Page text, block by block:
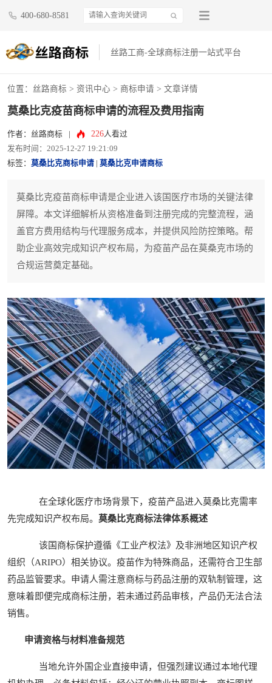
400-680-8581
丝路工商-全球商标注册一站式平台
位置： 丝路商标 > 资讯中心 > 商标申请 > 文章详情
莫桑比克疫苗商标申请的流程及费用指南
作者：丝路商标 226人看过
发布时间：2025-12-27 19:21:09
标签： 莫桑比克商标申请 莫桑比克申请商标
莫桑比克疫苗商标申请是企业进入该国医疗市场的关键法律
屏障。本文详细解析从资格准备到注册完成的完整流程，涵
盖官方费用结构与代理服务成本，并提供风险防控策略。帮
助企业高效完成知识产权布局，为疫苗产品在莫桑克市场的
合规运营奠定基础。
在全球化医疗市场背景下，疫苗产品进入莫桑比克需率
先完成知识产权布局。 莫桑比克商标法律体系概述
该国商标保护遵循《工业产权法》及非洲地区知识产权
组织（ARIPO）相关协议。疫苗作为特殊商品，还需符合卫生部
药品监管要求。申请人需注意商标与药品注册的双轨制管理，这
意味着即便完成商标注册，若未通过药品审核，产品仍无法合法
销售。
申请资格与材料准备规范
当地允许外国企业直接申请，但强烈建议通过本地代理